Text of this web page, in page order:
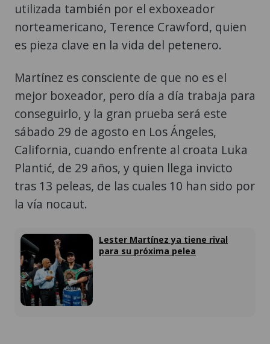
utilizada también por el exboxeador
norteamericano, Terence Crawford, quien
es pieza clave en la vida del petenero.
Martínez es consciente de que no es el
mejor boxeador, pero día a día trabaja para
conseguirlo, y la gran prueba será este
sábado 29 de agosto en Los Ángeles,
California, cuando enfrente al croata Luka
Plantić, de 29 años, y quien llega invicto
tras 13 peleas, de las cuales 10 han sido por
la vía nocaut.
Lester Martínez ya tiene rival
para su próxima pelea